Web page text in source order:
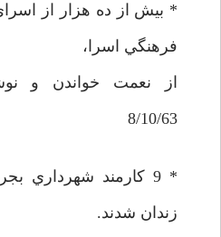
* بيش از ده هزار از
فرهنگي اسرا،
از نعمت خواندن و
8/10/63
* 9 كارمند شهرداري
زندان شدند.